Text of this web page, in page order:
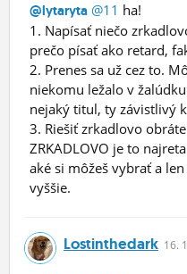
@lytaryta @11 ha!
1. Napísať niečo
prečo písať ako retard,
2. Prenes sa už cez to.
niekomu ležalo v
nejaký titul, ty závistlivý
3. Riešiť zrkadlovo
ZRKADLOVO je to
aké si môžeš vybrať a
vyššie.
Lostinthedark 16.